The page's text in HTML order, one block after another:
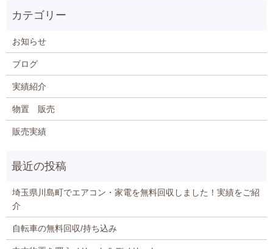
お知らせ
ブログ
実績紹介
物置 販売
販売実績
埼玉県川島町でエアコン・家電を無料回収しました！実績をご紹
介
自転車の無料回収/持ち込み